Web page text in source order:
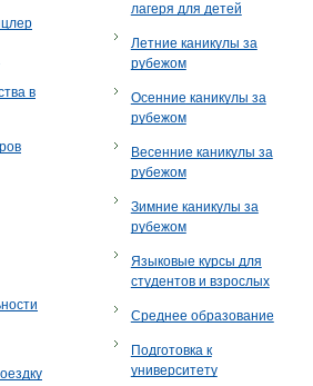
в
лагеря для детей
Летние каникулы за
рубежом
Осенние каникулы за
рубежом
Весенние каникулы за
рубежом
Зимние каникулы за
рубежом
Языковые курсы для
студентов и взрослых
Среднее образование
Подготовка к
университету